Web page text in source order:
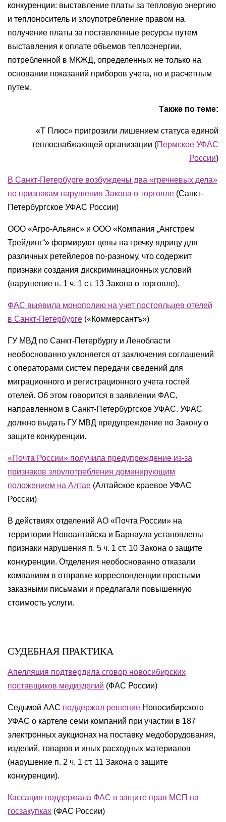
конкуренции: выставление платы за тепловую энергию
и теплоноситель и злоупотребление правом на
получение платы за поставленные ресурсы путем
выставления к оплате объемов теплоэнергии,
потребленной в МКЖД, определенных не только на
основании показаний приборов учета, но и расчетным
путем.
Также по теме:
«Т Плюс» пригрозили лишением статуса единой
теплоснабжающей организации (Пермское УФАС
России)
В Санкт-Петербурге возбуждены два «гречневых дела»
по признакам нарушения Закона о торговле (Санкт-
Петербургское УФАС России)
ООО «Агро-Альянс» и ООО «Компания „Ангстрем
Трейдинг“» формируют цены на гречку ядрицу для
различных ретейлеров по-разному, что содержит
признаки создания дискриминационных условий
(нарушение п. 1 ч. 1 ст. 13 Закона о торговле).
ФАС выявила монополию на учет постояльцев отелей
в Санкт-Петербурге («Коммерсантъ»)
ГУ МВД по Санкт-Петербургу и Ленобласти
необоснованно уклоняется от заключения соглашений
с операторами систем передачи сведений для
миграционного и регистрационного учета гостей
отелей. Об этом говорится в заявлении ФАС,
направленном в Санкт-Петербургское УФАС. УФАС
должно выдать ГУ МВД предупреждение по Закону о
защите конкуренции.
«Почта России» получила предупреждение из-за
признаков злоупотребления доминирующим
положением на Алтае (Алтайское краевое УФАС
России)
В действиях отделений АО «Почта России» на
территории Новоалтайска и Барнаула установлены
признаки нарушения п. 5 ч. 1 ст. 10 Закона о защите
конкуренции. Отделения необоснованно отказали
компаниям в отправке корреспонденции простыми
заказными письмами и предлагали повышенную
стоимость услуги.
СУДЕБНАЯ ПРАКТИКА
Апелляция подтвердила сговор новосибирских
поставщиков медизделий (ФАС России)
Седьмой ААС поддержал решение Новосибирского
УФАС о картеле семи компаний при участии в 187
электронных аукционах на поставку медоборудования,
изделий, товаров и иных расходных материалов
(нарушение п. 2 ч. 1 ст. 11 Закона о защите
конкуренции).
Кассация поддержала ФАС в защите прав МСП на
госзакупках (ФАС России)